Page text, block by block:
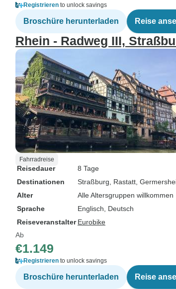
Registrieren to unlock savings
Broschüre herunterladen Reise
Rhein - Radweg III,
Fahrradreise
Reisedauer
8 Tage
Destinationen
Straßburg , Rastatt ,
Alter
Alle Altersgruppen willkommen
Sprache
Englisch, Deutsch
Reiseveranstalter Eurobike
Ab
€1.149
Registrieren to unlock savings
Broschüre herunterladen Reise